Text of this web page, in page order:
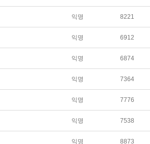
익명 8221
익명 6912
익명 6874
익명 7364
익명 7776
익명 7538
익명 8873